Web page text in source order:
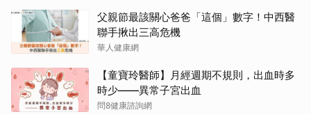
父親節最該關心爸爸「這個」數字！中西醫
聯手揪出三高危機
華人健康網
【童寶玲醫師】月經週期不規則，出血時多
時少——異常子宮出血
問8健康諮詢網